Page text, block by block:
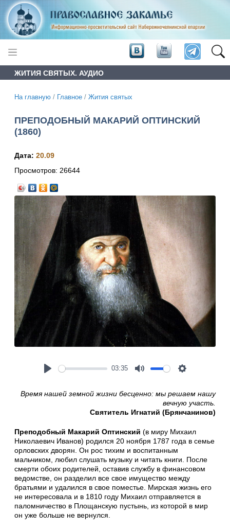
ЖИТИЯ СВЯТЫХ. АУДИО
На главную / Главное / Жития святых
ПРЕПОДОБНЫЙ МАКАРИЙ ОПТИНСКИЙ
(1860)
Дата: 20.09
Просмотров: 26644
03:35
Время нашей земной жизни бесценно: мы решаем нашу
вечную участь.
Святитель Игнатий (Брянчанинов)
Преподобный Макарий Оптинский (в миру Михаил
Николаевич Иванов) родился 20 ноября 1787 года в семье
орловских дворян. Он рос тихим и воспитанным
мальчиком, любил слушать музыку и читать книги. После
смерти обоих родителей, оставив службу в финансовом
ведомстве, он разделил все свое имущество между
братьями и удалился в свое поместье. Мирская жизнь его
не интересовала и в 1810 году Михаил отправляется в
паломничество в Площанскую пустынь, из которой в мир
он уже больше не вернулся.